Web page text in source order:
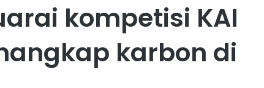
kompetisi KAI
karbon di